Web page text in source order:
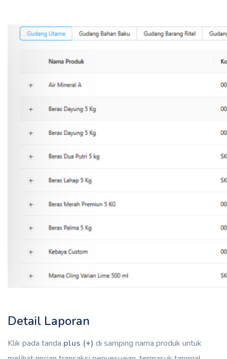
Detail Laporan
Klik pada tanda plus (+) di samping nama produk untuk